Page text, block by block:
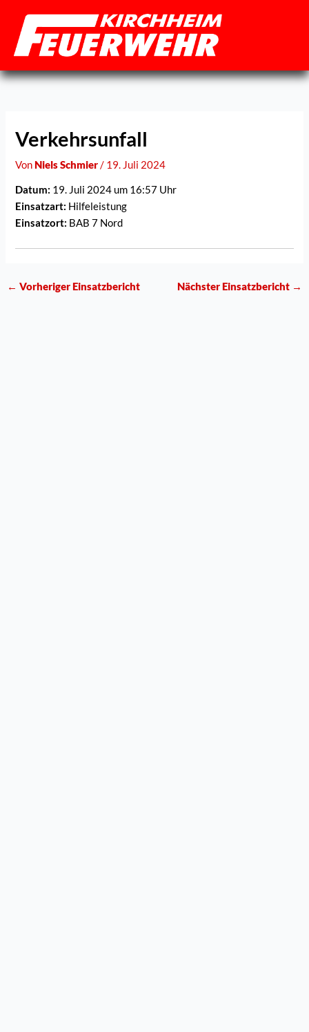
Inhalt
springen
Verkehrsunfall
VonNiels Schmier/ 19. Juli 2024
Datum: 19. Juli 2024 um 16:57 Uhr
Einsatzart: Hilfeleistung
Einsatzort: BAB 7 Nord
← Vorheriger Einsatzbericht Nächster Einsatzbericht →